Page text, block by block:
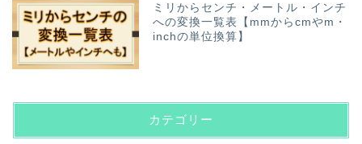
ミリからセンチ・メートル・インチ
への変換一覧表【mmからcmやm・
inchの単位換算】
カテゴリー